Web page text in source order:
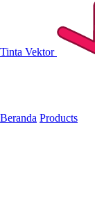
Tinta Vektor
Beranda Products